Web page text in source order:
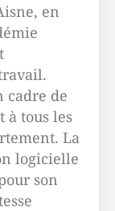
en
cadre de
à tous les
La
logicielle
son